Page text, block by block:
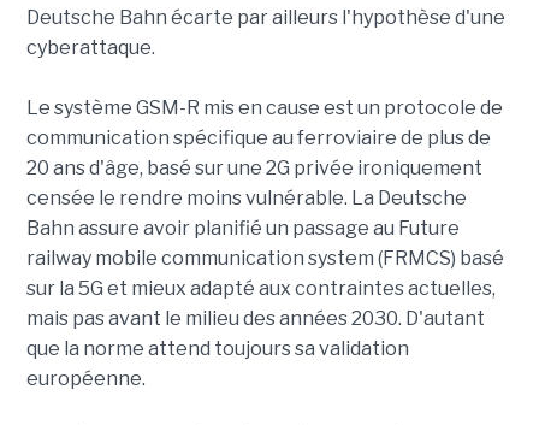
Deutsche Bahn écarte par ailleurs l'hypothèse d'une
cyberattaque.
Le système GSM-R mis en cause est un protocole de
communication spécifique au ferroviaire de plus de
20 ans d'âge, basé sur une 2G privée ironiquement
censée le rendre moins vulnérable. La Deutsche
Bahn assure avoir planifié un passage au Future
railway mobile communication system (FRMCS) basé
sur la 5G et mieux adapté aux contraintes actuelles,
mais pas avant le milieu des années 2030. D'autant
que la norme attend toujours sa validation
européenne.